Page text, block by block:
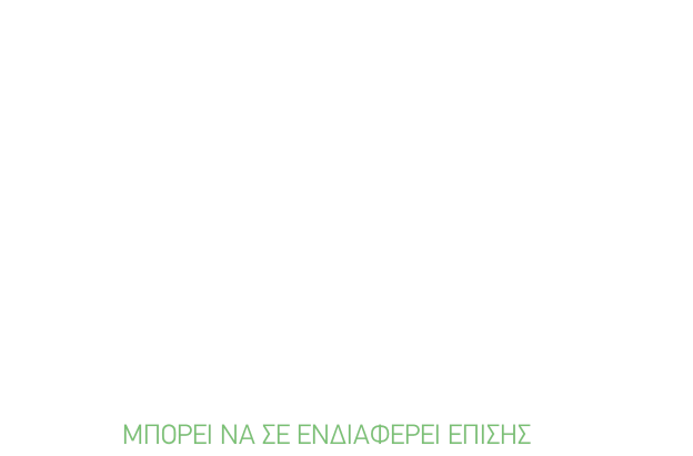
ΜΠΟΡΕΙ ΝΑ ΣΕ ΕΝΔΙΑΦΕΡΕΙ ΕΠΙΣΗΣ